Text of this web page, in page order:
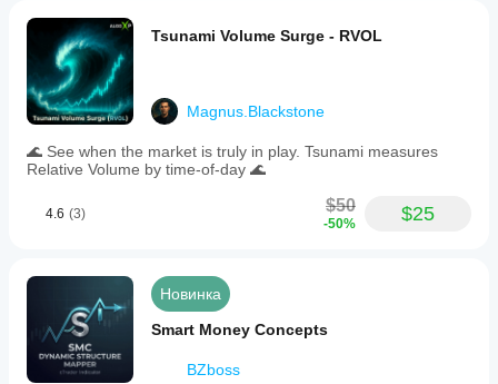
Tsunami Volume Surge - RVOL
Magnus.Blackstone
🌊 See when the market is truly in play. Tsunami measures
Relative Volume by time-of-day 🌊
4.6 (3) $50
-50% $25
Новинка
Smart Money Concepts
BZboss